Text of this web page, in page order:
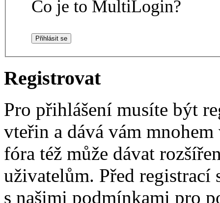
Co je to MultiLogin?
Registrovat
Pro přihlášení musíte být
vteřin a dává vám
fóra též může dávat
uživatelům. Před registrací
s našimi podmínkami pro